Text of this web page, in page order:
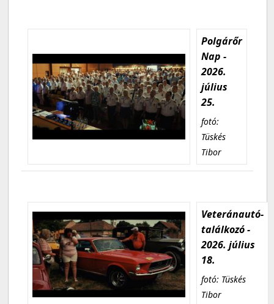
Polgárőr
Nap -
2026.
július
25.
fotó:
Tüskés
Tibor
Veteránautó-
találkozó -
2026. július
18.
fotó: Tüskés
Tibor